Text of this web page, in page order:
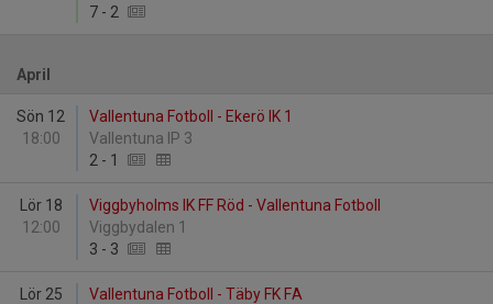
7 - 2
April
Sön 12
18:00
Vallentuna Fotboll - Ekerö IK 1
Vallentuna IP 3
2 - 1
Lör 18
12:00
Viggbyholms IK FF Röd - Vallentuna Fotboll
Viggbydalen 1
3 - 3
Lör 25
Vallentuna Fotboll - Täby FK FA